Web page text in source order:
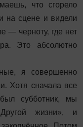
что сгорело
на сцене и видели
— черноту, где нет
Это абсолютно
я совершенно
Хотя сначала все
субботник, мы
жизни», и